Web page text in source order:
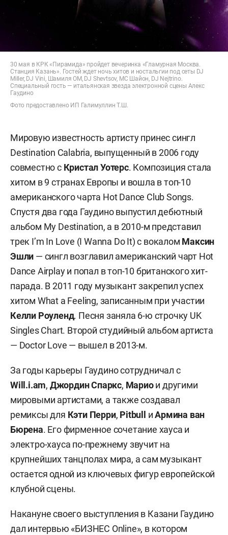
30 мая в КРК «Пирамида» пройдет вечеринка «Гламурная Москва.
Станция Казань». Гостей ждет ночь хитов и ностальгии под сеты DJ
Miller, DJ Vini, Шамиля OM, DJ Shevtsov, MC Шайон, DJ Nejtrino.
Специальный гость — итальянская звезда электронной сцены Алекс
Гаудино
Фото предоставлено ИП Галимуллин Т.Ш.
Мировую известность артисту принес сингл
Destination Calabria, выпущенный в 2006 году
совместно с Кристал Уотерс. Композиция стала
хитом в 9 странах Европы и вошла в топ-10
американского чарта Hot Dance Club Songs.
Спустя два года Гаудино выпустил дебютный
альбом My Destination, а в 2010-м представил
трек I’m In Love (I Wanna Do It) с вокалом Максин
Эшли — сингл возглавил американский чарт Hot
Dance Airplay и попал в топ-10 британского хит-
парада. В 2011 году музыкант закрепил успех
хитом What a Feeling, записанным при участии
Келли Роуленд. Песня заняла 6-ю строчку UK
Singles Chart. Второй студийный альбом артиста
— Doctor Love — вышел в 2013-м.
За годы карьеры Гаудино сотрудничал с
Will.i.am, Джордин Спаркс, Мариои другими
мировыми артистами, а также создавал
ремиксы для Кэти Перри, Pitbull иАрмина ван
Бюрена. Его фирменное сочетание хауса и
электро-хауса по-прежнему звучит на
крупнейших танцполах мира, а сам музыкант
остается одной из ключевых фигур европейской
клубной сцены.
Накануне своего выступления в Казани Гаудино
дал интервью «БИЗНЕС Online», в котором